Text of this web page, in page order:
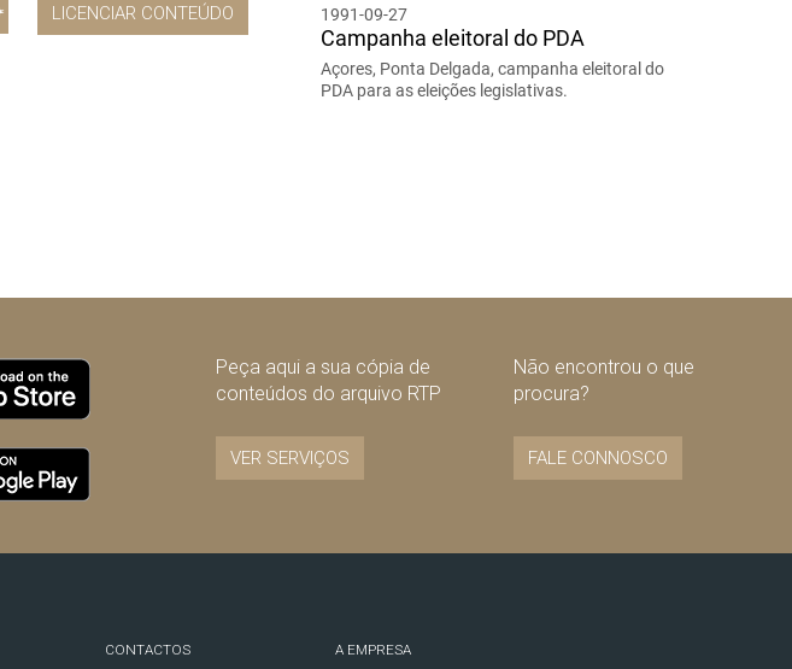
LICENCIAR CONTEÚDO 1991-09-27
Campanha eleitoral do PDA
Açores, Ponta Delgada, campanha eleitoral do
PDA para as eleições legislativas.
Peça aqui a sua cópia de
conteúdos do arquivo RTP
VER SERVIÇOS
Não encontrou o que
procura?
FALE CONNOSCO
CONTACTOS
A EMPRESA